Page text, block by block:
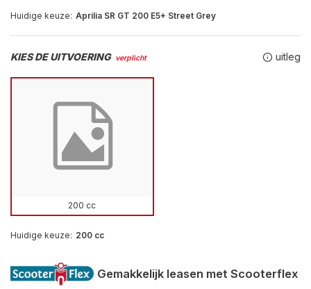
Huidige keuze: Aprilia SR GT 200 E5+ Street Grey
KIES DE UITVOERING verplicht uitleg
200 cc
Huidige keuze: 200 cc
Gemakkelijk leasen met Scooterflex